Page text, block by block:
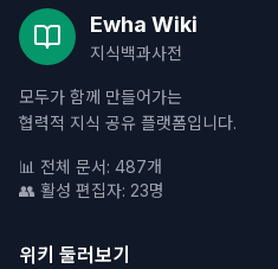
Ewha Wiki
지식백과사전
모두가 함께 만들어가는
협력적 지식 공유 플랫폼입니다.
📊 전체 문서: 487개
👥 활성 편집자: 23명
위키 둘러보기